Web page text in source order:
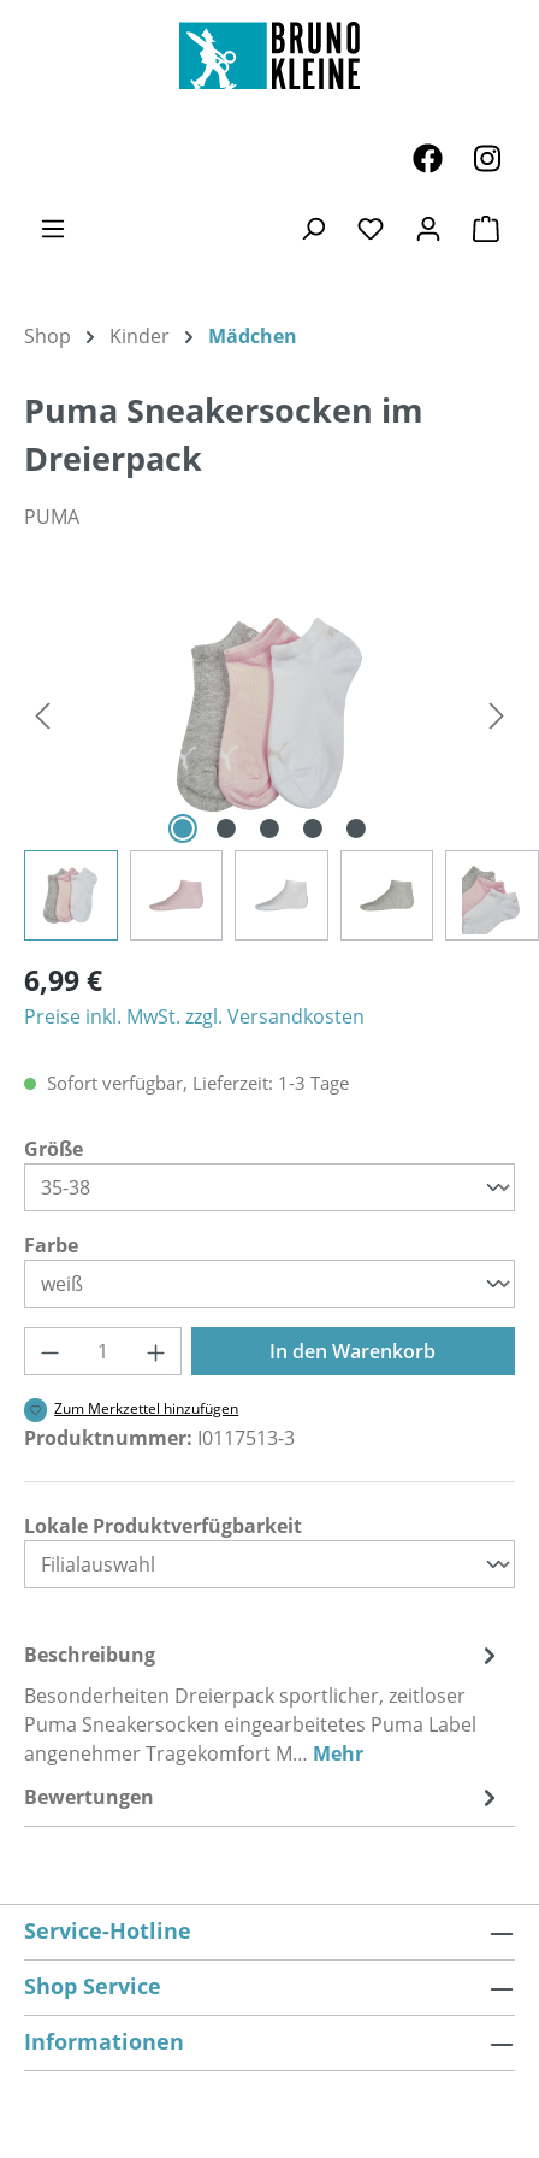
Zum Hauptinhalt springen
Du hast 0
Shop Kinder Mädchen
Puma Sneakersocken im
Dreierpack
PUMA
6,99 €
Preise inkl. MwSt. zzgl. Versandkosten
Sofort verfügbar, Lieferzeit: 1-3 Tage
Größeauswählen
Farbeauswählen
Produkt Anzahl: Gib den gewünschten
In den Warenkorb
Zum Merkzettel hinzufügen
Produktnummer: I0117513-3
Lokale Produktverfügbarkeit
Beschreibung
Besonderheiten Dreierpack sportlicher, zeitloser
Puma Sneakersocken eingearbeitetes Puma Label
angenehmer Tragekomfort M… Mehr
Bewertungen
Service-Hotline
Shop Service
Informationen